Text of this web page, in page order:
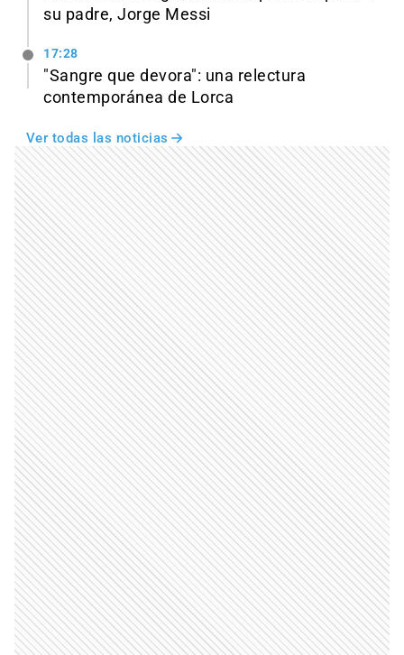
su padre, Jorge Messi
17:28
"Sangre que devora": una relectura
contemporánea de Lorca
Ver todas las noticias